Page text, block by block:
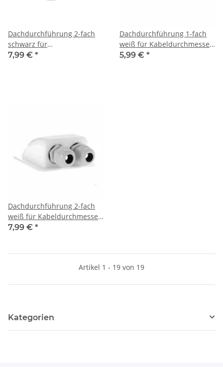
Dachdurchführung 2-fach
schwarz für
Kabeldurchmesser 3-12mm
7,99 € *
Dachdurchführung 1-fach
weiß für Kabeldurchmesser
3-12mm
5,99 € *
Dachdurchführung 2-fach
weiß für Kabeldurchmesser
3-12mm
7,99 € *
Artikel 1 - 19 von 19
Kategorien